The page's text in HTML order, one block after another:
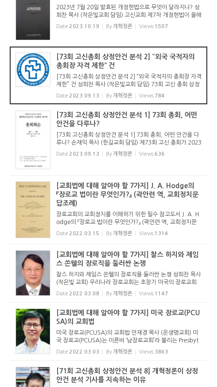
2023년 7월 20일 발효된 개정헌법으로 무엇이 달라지나? 성
희찬 목사 (작은빛교회 담임) 고신교회 제7차 개정헌법이 올해
2023년 7월 20일에 공포되었다. 2023년 4월에 열린 노회 수
의 결과 전국 35개 노회 중 20개 노회가 과반수 찬성을 했고(5
Date 2023.10.19 By 개혁정론 Views 1507
[73회 고신총회 상정안건 분석 2] “외국 국적자의
총회장 자격 제한” 건
[73회 고신총회 상정안건 분석 2] “외국 국적자의 총회장 자격
제한” 건 성희찬 목사 (작은빛교회 담임) 73회 고신 총회 상정
안건을 분석하기 위해 안건을 살폈다. 이렇다 할 안건이 없다.
무엇보다 총회 상정 안건으로서의 최소한의 품격을 갖...
Date 2023.09.13 By 개혁정론 Views 784
[73회 고신총회 상정안건 분석 1] 73회 총회, 어떤
안건을 다루나?
[73회 고신총회 상정안건 분석 1] 73회 총회, 어떤 안건을 다
루나? 손재익 목사 (한길교회 담임) 제73회 고신 총회가 2023
년 9월 19일(화)부터 22일(금)까지 4일간 열린다. 실제 일정
보다 하루 일찍 파회한 전례대로라면 21일(목)까지 3일간으로
Date 2023.09.13 By 개혁정론 Views 636
[교회법에 대해 알아야 할 7가지] J. A. Hodge의
『장로교 법이란 무엇인가?』 (곽안련 역, 교회정치문
답조례)
장로교회의 교회정치를 이해하기 위한 필수 참고도서 J. A. H
odge의 『장로교 법이란 무엇인가?』 (곽안련 역, 교회정치문
답조례) 손재익 목사 (한길교회 담임) J. A. 하지의 저서 『장로
교 법이란 무엇인가?』 1886년 J. A. 하지(John Aspinwall H
Date 2022.03.15 By 개혁정론 Views 1314
[교회법에 대해 알아야 할 7가지] 찰스 하지와 제임
스 쏜웰의 장로직을 둘러싼 논쟁
찰스 하지와 제임스 쏜웰의 장로직을 둘러싼 논쟁 성희찬 목사
(작은빛 교회) 우리나라 장로교회는 초창기 미국의 장로교회
로부터 많은 영향을 받았다. 특히 장로 직분과 관련하여 받은
영향은 지금도 한국 장로교회 여러 교단이 가진 헌법의 교회정
Date 2022.03.08 By 개혁정론 Views 1147
[교회법에 대해 알아야 할 7가지] 미국 장로교(PCU
SA)의 교회법
미국 장로교(PCUSA)의 교회법 안재경 목사 (온생명교회) 미
국 장로교(PCUSA)는 이른바 ‘남장로교회’라 불리는 Presbyt
erian Church in the U.S. (PCUS)와 ‘북장로교회’인 United
Presbyterian Church in the U.S.A. (UPCUSA)이 결합...
Date 2022.03.03 By 개혁정론 Views 3863
[71회 고신총회 상정안건 분석 8] 개혁정론이 상정
안건 분석 기사를 지속하는 이유